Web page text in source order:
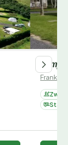
Frankrijk